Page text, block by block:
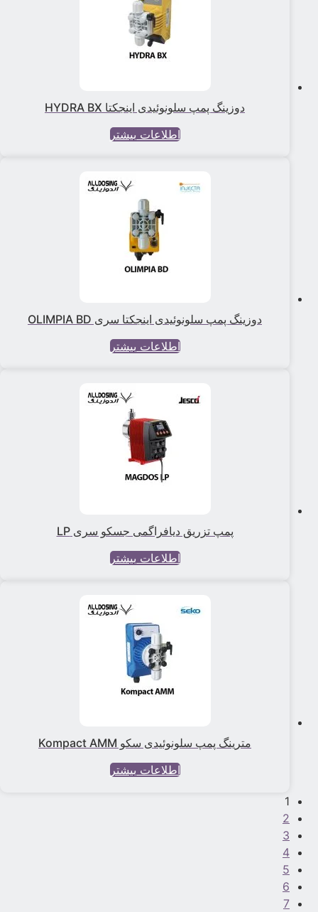
دوزینگ پمپ سلونوئیدی اینجکتا HYDRA BX
اطلاعات بیشتر
دوزینگ پمپ سلونوئیدی اینجکتا سری OLIMPIA BD
اطلاعات بیشتر
پمپ تزریق دیافراگمی جسکو سری LP
اطلاعات بیشتر
مترینگ پمپ سلونوئیدی سکو Kompact AMM
اطلاعات بیشتر
1
2
3
4
5
6
7